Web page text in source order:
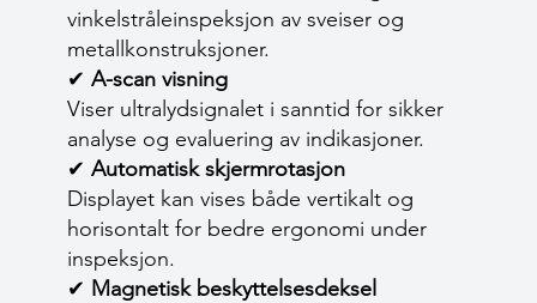
vinkelstråleinspeksjon av sveiser og
metallkonstruksjoner.
✔ A-scan visning
Viser ultralydsignalet i sanntid for sikker
analyse og evaluering av indikasjoner.
✔ Automatisk skjermrotasjon
Displayet kan vises både vertikalt og
horisontalt for bedre ergonomi under
inspeksjon.
✔ Magnetisk beskyttelsesdeksel